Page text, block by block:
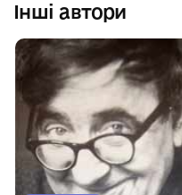
Інші автори